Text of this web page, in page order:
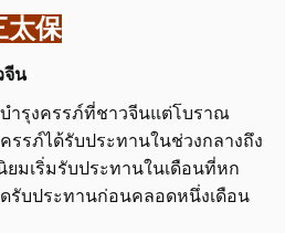
太保
จีน
บำรุงครรภ์ที่ชาวจีนแต่โบราณ
รภ์ได้รับประทานในช่วงกลางถึง
ยมเริ่มรับประทานในเดือนที่หก
รับประทานก่อนคลอดหนึ่งเดือน